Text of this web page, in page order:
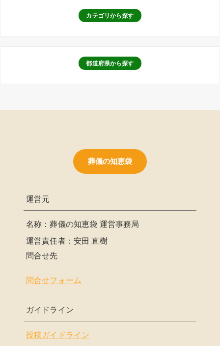
カテゴリから探す
都道府県から探す
葬儀の知恵袋
運営元
名称：葬儀の知恵袋 運営事務局
運営責任者：安田 直樹
問合せ先
問合せフォーム
ガイドライン
投稿ガイドライン